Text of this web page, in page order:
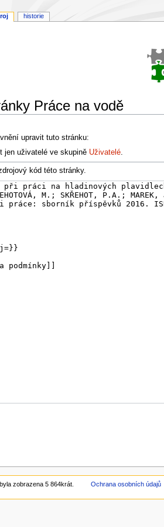
Práce na vodě
upravit tuto stránku:
jen uživatelé ve skupině Uživatelé.
kód této stránky.
historie
zobrazena 5 864krát. Ochrana osobních údajů